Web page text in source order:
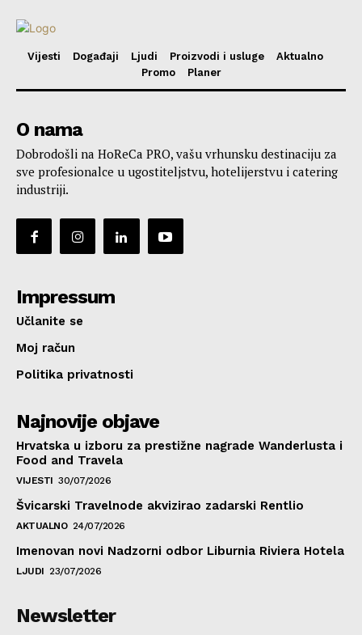
Vijesti Događaji Ljudi Proizvodi i usluge
Aktualno
Promo
Planer
O nama
Dobrodošli na HoReCa PRO, vašu vrhunsku destinaciju za
sve profesionalce u ugostiteljstvu, hotelijerstvu i catering
industriji.
Impressum
Učlanite se
Moj račun
Politika privatnosti
Najnovije objave
Hrvatska u izboru za prestižne nagrade Wanderlusta i
Food and Travela
VIJESTI 30/07/2026
Švicarski Travelnode akvizirao zadarski Rentlio
AKTUALNO 24/07/2026
Imenovan novi Nadzorni odbor Liburnia Riviera Hotela
LJUDI 23/07/2026
Newsletter